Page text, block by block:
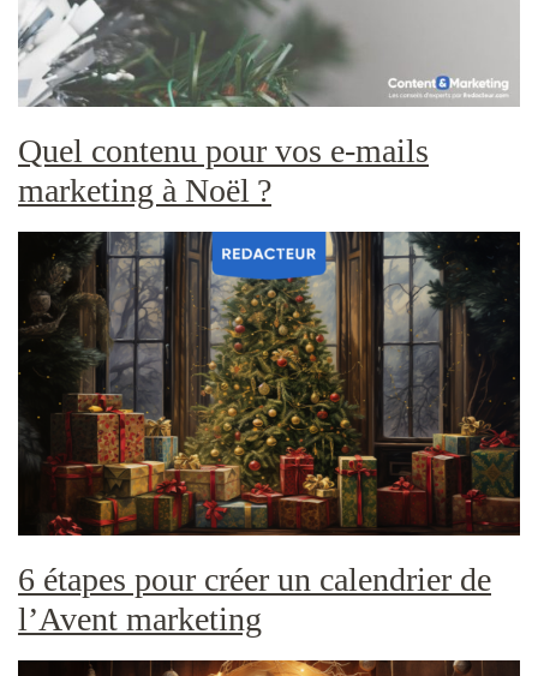
Quel contenu pour vos e-mails
marketing à Noël ?
6 étapes pour créer un calendrier de
l’Avent marketing